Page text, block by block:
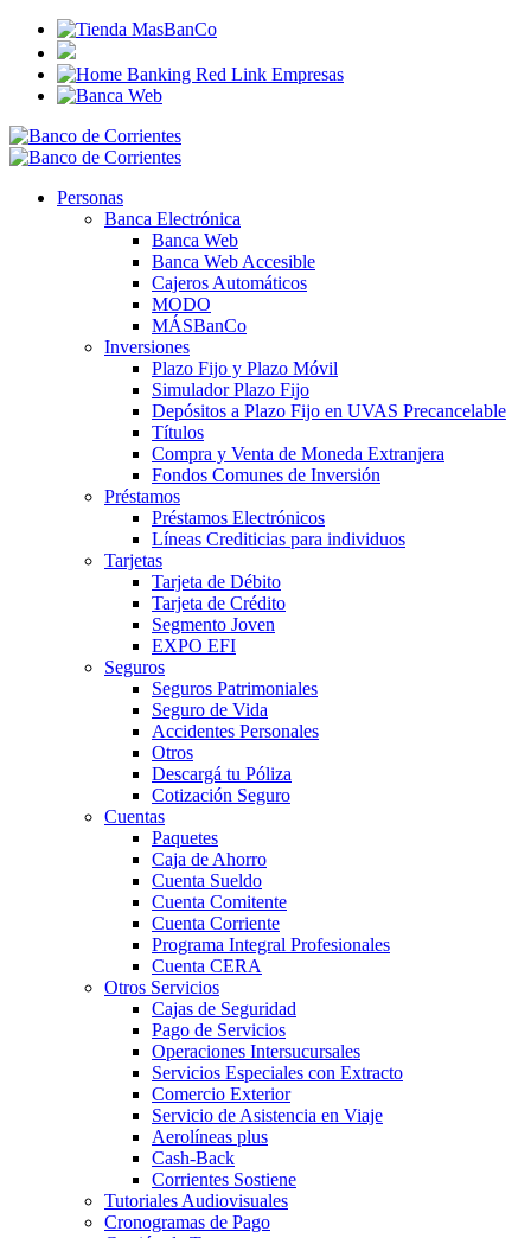
Personas
Banca Electrónica
Banca Web
Banca Web Accesible
Cajeros Automáticos
MODO
MÁSBanCo
Inversiones
Plazo Fijo y Plazo Móvil
Simulador Plazo Fijo
Depósitos a Plazo Fijo en UVAS Precancelable
Títulos
Compra y Venta de Moneda Extranjera
Fondos Comunes de Inversión
Préstamos
Préstamos Electrónicos
Líneas Crediticias para individuos
Tarjetas
Tarjeta de Débito
Tarjeta de Crédito
Segmento Joven
EXPO EFI
Seguros
Seguros Patrimoniales
Seguro de Vida
Accidentes Personales
Otros
Descargá tu Póliza
Cotización Seguro
Cuentas
Paquetes
Caja de Ahorro
Cuenta Sueldo
Cuenta Comitente
Cuenta Corriente
Programa Integral Profesionales
Cuenta CERA
Otros Servicios
Cajas de Seguridad
Pago de Servicios
Operaciones Intersucursales
Servicios Especiales con Extracto
Comercio Exterior
Servicio de Asistencia en Viaje
Aerolíneas plus
Cash-Back
Corrientes Sostiene
Tutoriales Audiovisuales
Cronogramas de Pago